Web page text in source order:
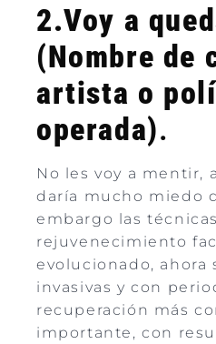
2.Voy a
(Nombre de
artista o
operada).
No les voy a mentir,
daría mucho miedo
embargo las
rejuvenecimiento
evolucionado, ahora
invasivas y con
recuperación más
importante, con